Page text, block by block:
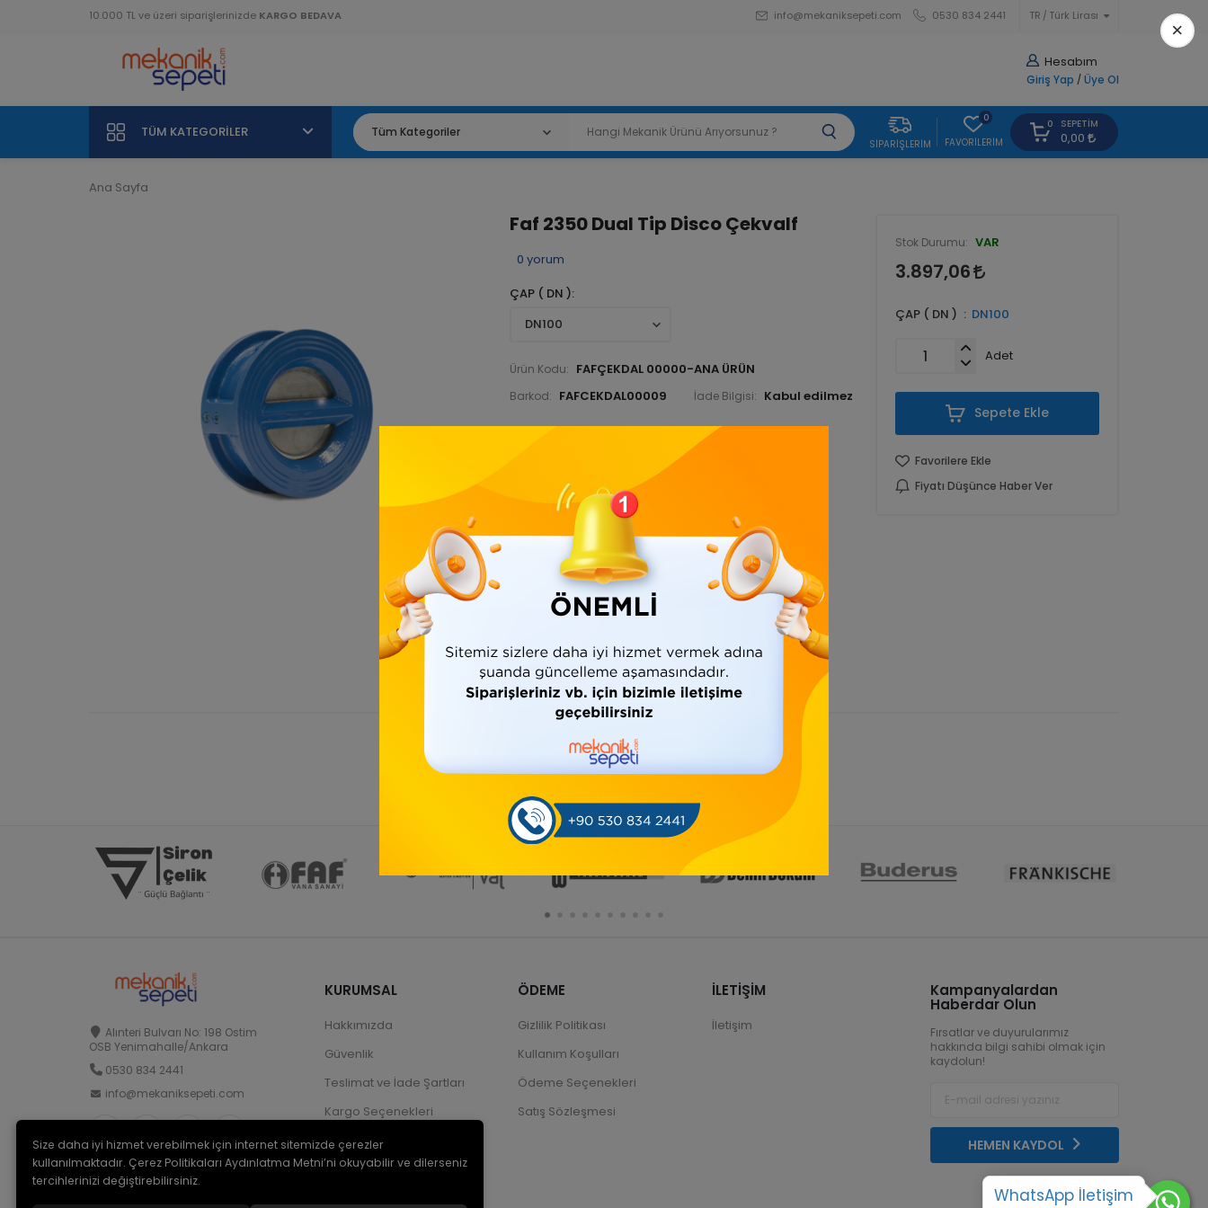
WhatsApp İletişim
10.000 TL ve üzeri siparişlerinizde KARGO BEDAVA TR Türk Lirası
info@mekaniksepeti.com 0530 834 2441
Hesabım
Giriş Yap / Üye Ol
TÜM KATEGORILER
SIPARIŞLERIM
0
FAVORILERIM
0 SEPETIM
0,00
Ana Sayfa
Faf 2350 Dual Tip Disco Çekvalf
0 yorum
ÇAP ( DN )
Ürün Kodu: FAFÇEKDAL 00000-ANA ÜRÜN
Barkod: FAFCEKDAL00009 İade Bilgisi:
Stok Durumu: VAR
3.897,06
ÇAP ( DN ) DN100
Adet
Sepete Ekle
Favorilere Ekle
Fiyatı Düşünce Haber Ver
Ürün Bilgisi Yorumlar (0)
Alınteri Bulvarı No: 198 Ostim
OSB Yenimahalle/Ankara
0530 834 2441
info@mekaniksepeti.com
Kampanyalardan
Haberdar Olun
Fırsatlar ve duyurularımız
hakkında bilgi sahibi olmak için
kaydolun!
HEMEN KAYDOL
KURUMSAL
Hakkımızda
Güvenlik
Teslimat ve İade Şartları
Kargo Seçenekleri
ÖDEME
Gizlilik Politikası
Kullanım Koşulları
Ödeme Seçenekleri
Satış Sözleşmesi
İLETİŞİM
İletişim
Size daha iyi hizmet verebilmek için internet sitemizde çerezler
kullanılmaktadır. Çerez Politikaları Aydınlatma Metni’ni okuyabilir ve dilerseniz
tercihlerinizi değiştirebilirsiniz.
×